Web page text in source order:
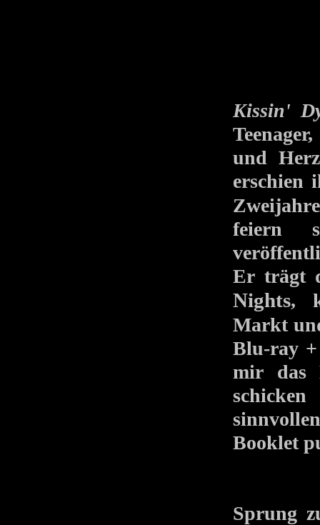
Kissin'
und
feiern
Er
Nights,
Markt
Blu-ray +
mir das
Booklet
Sprung